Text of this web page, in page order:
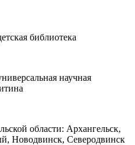
библиотека
научная
области: Архангельск,
Новодвинск, Северодвинск